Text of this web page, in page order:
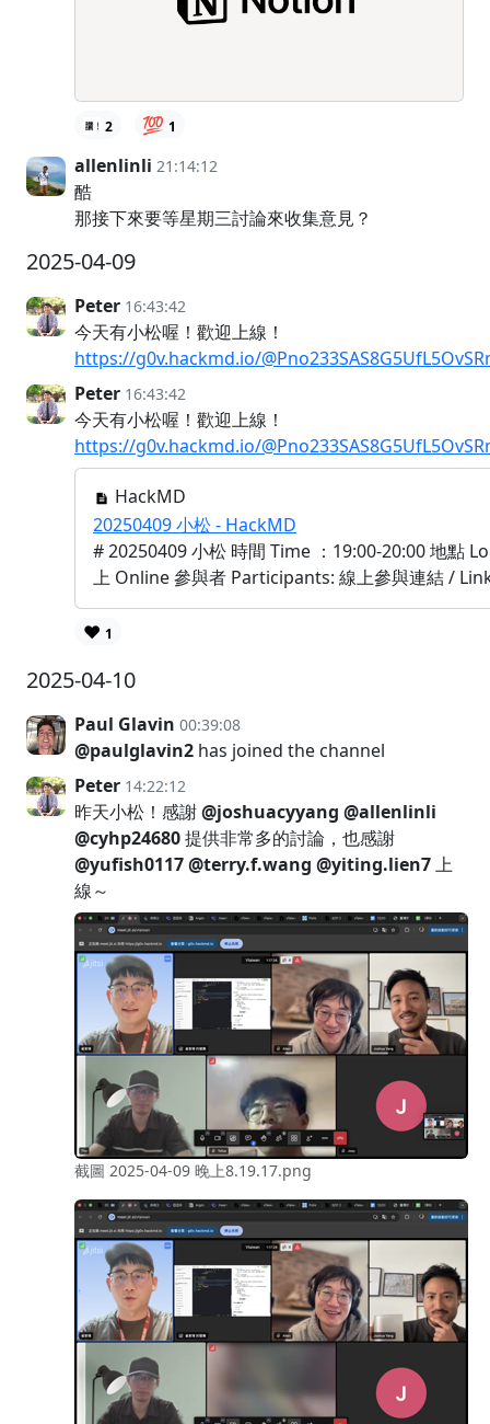
2 💯 1
allenlinli 21:14:12
酷
那接下來要等星期三討論來收集意見？
2025-04-09
Peter 16:43:42
今天有小松喔！歡迎上線！
https://g0v.hackmd.io/
Peter 16:43:42
今天有小松喔！歡迎上線！
https://g0v.hackmd.io/
HackMD
20250409 小松 - HackMD
# 20250409 小松 時間 Time ：19:00-20:00 地點
上 Online 參與者 Participants: 線上參與連結 /
❤️ 1
2025-04-10
Paul Glavin 00:39:08
@paulglavin2 has joined the channel
Peter 14:22:12
昨天小松！感謝@joshuacyyang @allenlinli
@cyhp24680提供非常多的討論，也感謝
@yufish0117@terry.f.wang @yiting.lien7上
線～
截圖 2025-04-09 晚上8.19.17.png